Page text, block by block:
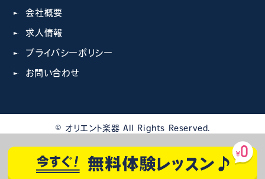
会社概要
求人情報
プライバシーポリシー
お問い合わせ
© オリエント楽器 All Rights Reserved.